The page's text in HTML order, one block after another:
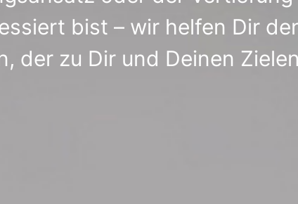
bist – wir helfen Dir
der zu Dir und Deinen